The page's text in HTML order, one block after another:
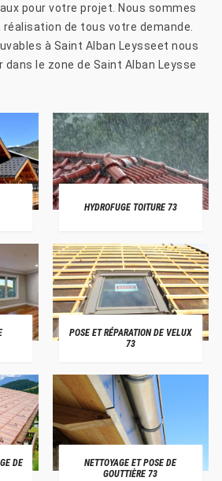
pour votre projet. Nous sommes
de tous votre demande.
à Saint Alban Leysseet nous
le zone de Saint Alban Leysse
HYDROFUGE TOITURE 73
POSE ET RÉPARATION DE VELUX
73
DE
NETTOYAGE ET POSE DE
GOUTTIÈRE 73